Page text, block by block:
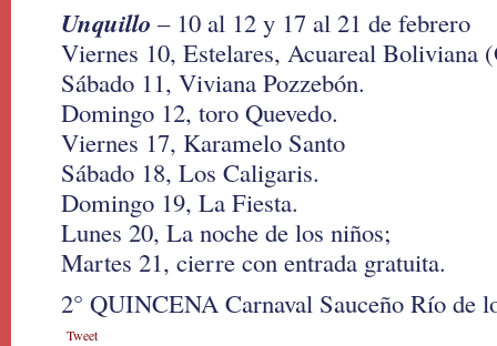
Unquillo – 10 al 12 y 17 al 21 de febrero
Viernes 10, Estelares, Acuareal Boliviana
Sábado 11, Viviana Pozzebón.
Domingo 12, toro Quevedo.
Viernes 17, Karamelo Santo
Sábado 18, Los Caligaris.
Domingo 19, La Fiesta.
Lunes 20, La noche de los niños;
Martes 21, cierre con entrada gratuita.
2° QUINCENA Carnaval Sauceño Río de
Tweet